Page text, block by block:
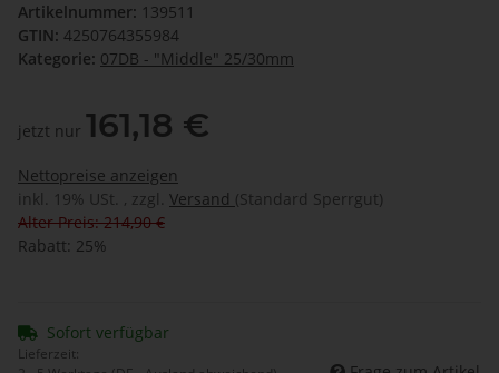
Artikelnummer: 139511
GTIN: 4250764355984
Kategorie: 07DB - "Middle" 25/30mm
jetzt nur 161,18 €
Nettopreise anzeigen
inkl. 19% USt. , zzgl. Versand (Standard Sperrgut)
Alter Preis: 214,90 €
Rabatt: 25%
Sofort verfügbar
Lieferzeit: